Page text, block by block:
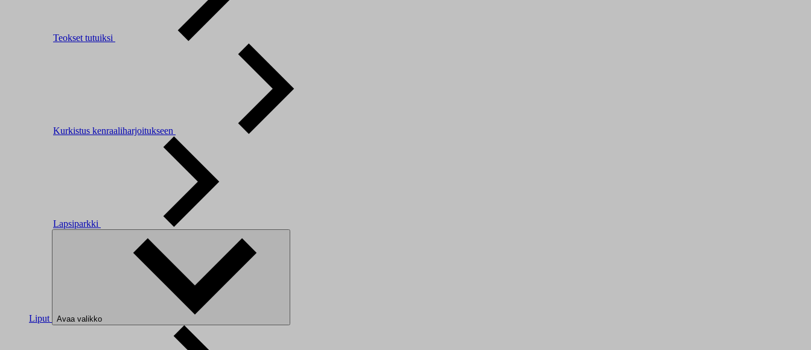
Teokset tutuiksi
Kurkistus kenraaliharjoitukseen
Lapsiparkki
Liput Avaa valikko